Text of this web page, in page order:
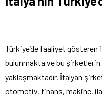
Türkiye’de faaliyet gösteren
bulunmakta ve bu şirketlerin
yaklaşmaktadır. İtalyan
otomotiv, finans, makine,